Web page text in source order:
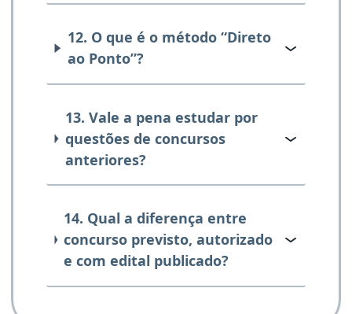
12. O que é o método “Direto
ao Ponto”?
13. Vale a pena estudar por
questões de concursos
anteriores?
14. Qual a diferença entre
concurso previsto, autorizado
e com edital publicado?